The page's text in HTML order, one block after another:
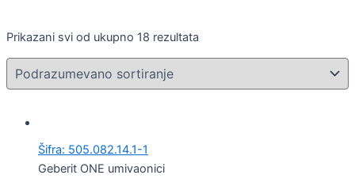
Prikazani svi od ukupno 18 rezultata
Šifra: 505.082.14.1-1
Geberit ONE umivaonici